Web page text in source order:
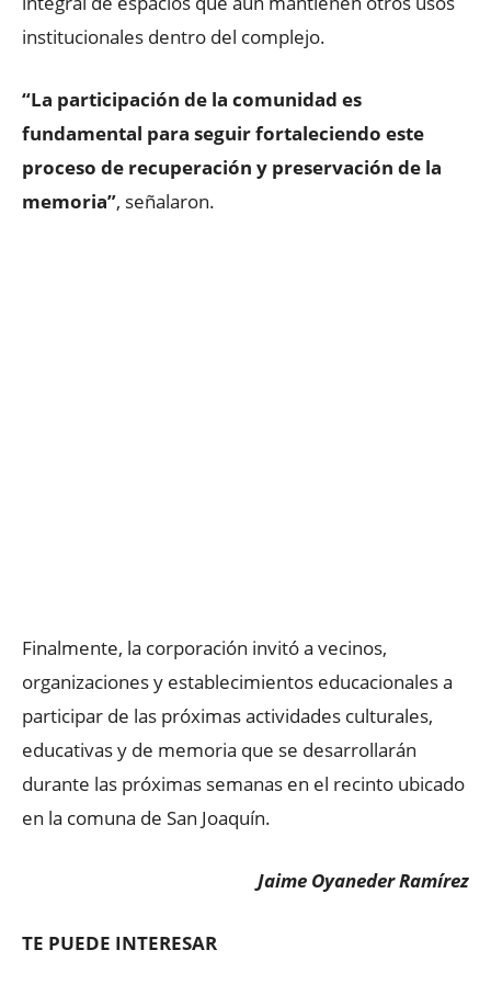
institucionales dentro del complejo.
“La participación de la comunidad es
fundamental para seguir fortaleciendo este
proceso de recuperación y preservación de la
memoria”, señalaron.
Finalmente, la corporación invitó a vecinos,
organizaciones y establecimientos educacionales a
participar de las próximas actividades culturales,
educativas y de memoria que se desarrollarán
durante las próximas semanas en el recinto ubicado
en la comuna de San Joaquín.
Jaime Oyaneder Ramírez
TE PUEDE INTERESAR